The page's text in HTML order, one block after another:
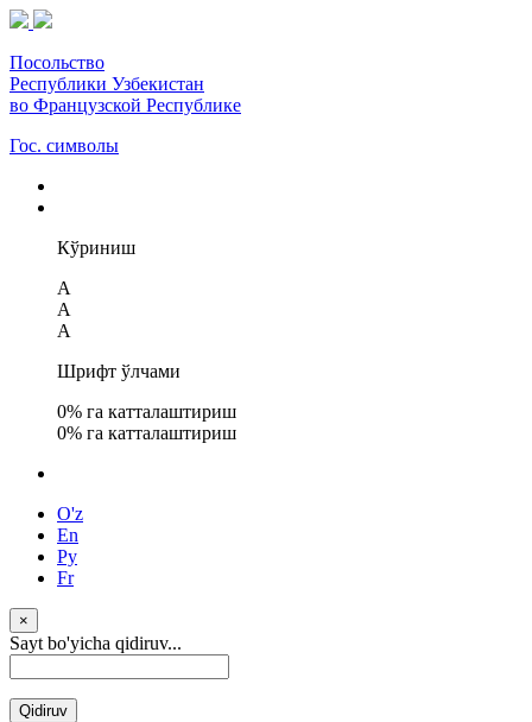
Посольство
Республики Узбекистан
во Французской Республике
Гос. символы
Кўриниш
A
A
A
Шрифт ўлчами
0% га катталаштириш
0% га катталаштириш
O'z
En
Ру
Fr
×
Sayt bo'yicha qidiruv...
Qidiruv